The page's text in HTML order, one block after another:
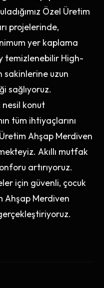
Özel Üretim
projelerinde,
yer kaplama
temizlenebilir High-
sakinlerine uzun
sağlıyoruz.
konut
tüm ihtiyaçlarını
Ahşap Merdiven
Akıllı mutfak
artırıyoruz.
için güvenli, çocuk
Ahşap Merdiven